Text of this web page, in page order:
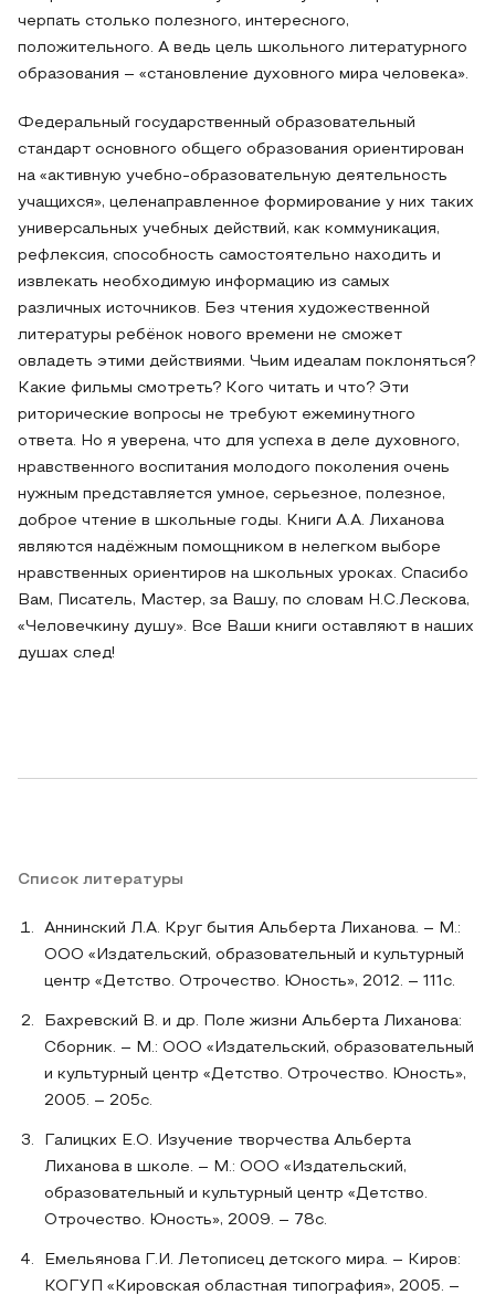
черпать столько полезного, интересного,
положительного. А ведь цель школьного литературного
образования – «становление духовного мира человека».
Федеральный государственный образовательный
стандарт основного общего образования ориентирован
на «активную учебно-образовательную деятельность
учащихся», целенаправленное формирование у них таких
универсальных учебных действий, как коммуникация,
рефлексия, способность самостоятельно находить и
извлекать необходимую информацию из самых
различных источников. Без чтения художественной
литературы ребёнок нового времени не сможет
овладеть этими действиями. Чьим идеалам поклоняться?
Какие фильмы смотреть? Кого читать и что? Эти
риторические вопросы не требуют ежеминутного
ответа. Но я уверена, что для успеха в деле духовного,
нравственного воспитания молодого поколения очень
нужным представляется умное, серьезное, полезное,
доброе чтение в школьные годы. Книги А.А. Лиханова
являются надёжным помощником в нелегком выборе
нравственных ориентиров на школьных уроках. Спасибо
Вам, Писатель, Мастер, за Вашу, по словам Н.С.Лескова,
«Человечкину душу». Все Ваши книги оставляют в наших
душах след!
Список литературы
Аннинский Л.А. Круг бытия Альберта Лиханова. – М.:
ООО «Издательский, образовательный и культурный
центр «Детство. Отрочество. Юность», 2012. – 111с.
Бахревский В. и др. Поле жизни Альберта Лиханова:
Сборник. – М.: ООО «Издательский, образовательный
и культурный центр «Детство. Отрочество. Юность»,
2005. – 205с.
Галицких Е.О. Изучение творчества Альберта
Лиханова в школе. – М.: ООО «Издательский,
образовательный и культурный центр «Детство.
Отрочество. Юность», 2009. – 78с.
Емельянова Г.И. Летописец детского мира. – Киров:
КОГУП «Кировская областная типография», 2005. –